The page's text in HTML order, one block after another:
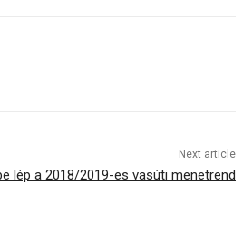
Next article
lép a 2018/2019-es vasúti menetrend